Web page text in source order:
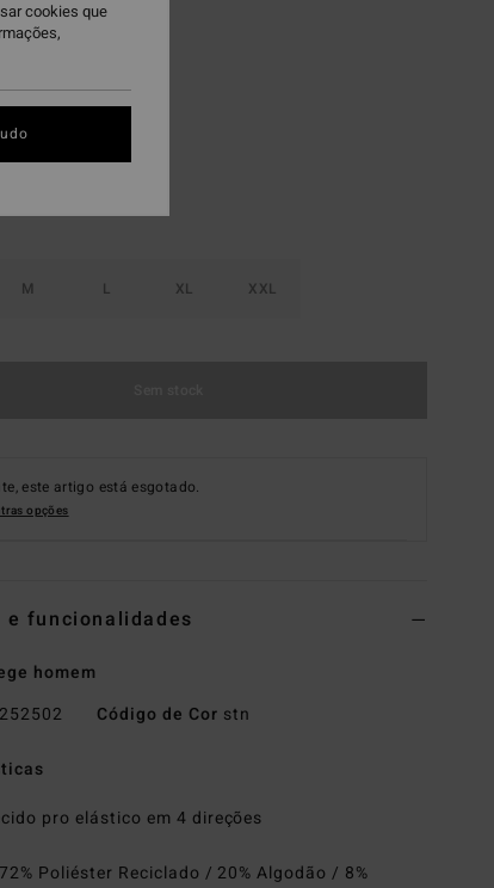
10%
M L XL XXL
este artigo está esgotado.
opções
e funcionalidades
homem
Código de Cor stn
pro elástico em 4 direções
72% Poliéster Reciclado / 20% Algodão / 8%
cookies que